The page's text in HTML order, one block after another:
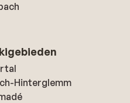
Hinterglemm